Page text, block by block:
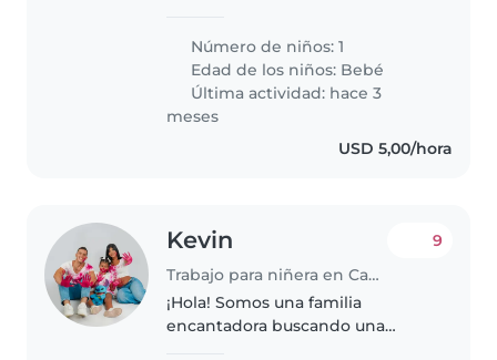
nanny responsable, confiable y
con experiencia en el cuidado
infantil, que nos acompañe en el
día..
Número de niños: 1
Edad de los niños: Bebé
Última actividad: hace 3
meses
USD 5,00/hora
Kevin
Trabajo para niñera en Cabudare
9
¡Hola! Somos una familia
encantadora buscando una